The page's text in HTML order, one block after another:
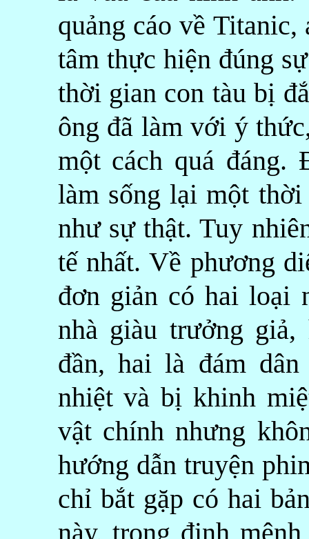
quảng cáo về
tâm thực hiện đúng
thời gian con tàu bị
ông đã làm với ý
một cách quá đáng.
làm sống lại một
như sự thật. Tuy
tế nhất. Về phương
đơn giản có hai loại
nhà giàu trưởng giả,
đần, hai là đám
nhiệt và bị khinh
vật chính nhưng
hướng dẫn truyện
chỉ bắt gặp có hai
này, trong định